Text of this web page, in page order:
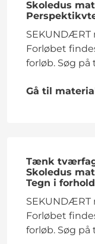
Skoledus
SEKUNDÆRT
Forløbet
forløb. Søg på
Gå til
Tænk
Skoledus
Tegn i forhold
SEKUNDÆRT
Forløbet
forløb. Søg på